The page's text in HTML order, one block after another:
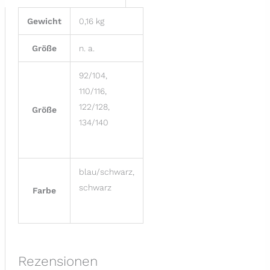
Gewicht 0,16 kg
Größe n. a.
Größe
92/104,
110/116,
122/128,
134/140
Farbe
blau/schwarz,
schwarz
Rezensionen